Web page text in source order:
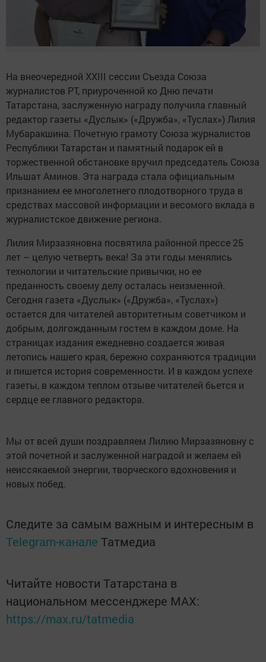
На внеочередной XXIII сессии Съезда Союза
журналистов РТ, приуроченной ко Дню печати
Татарстана, заслуженную награду получила главный
редактор газеты «Дуслык» («Дружба», «Туслах») Лилия
Мубаракшина. Почетную грамоту Союза журналистов
Республики Татарстан и памятный подарок ей в
торжественной обстановке вручил председатель Союза
Ильшат Аминов. Эта награда стала официальным
признанием ее многолетнего плодотворного труда в
средствах массовой информации и весомого вклада в
журналистское движение региона.
Лилия Мирзазяновна посвятила районной прессе 25
лет – целую четверть века! За эти годы менялись
технологии и читательские привычки, но ее
преданность своему делу осталась неизменной.
Сегодня газета «Дуслык» («Дружба», «Туслах»)
остается для читателей авторитетным советчиком и
добрым, долгожданным гостем в каждом доме. На
страницах издания ежедневно создается живая
летопись нашего края, бережно сохраняются традиции
и пишется история современности. И в каждом успехе
газеты, в каждом теплом отзыве читателей бьется и
сердце ее главного редактора.
Мы от всей души поздравляем Лилию Мирзазяновну с
этой почетной и заслуженной наградой и желаем ей
неиссякаемой энергии, творческого вдохновения и
новых побед.
Следите за самым важным и интересным в
Telegram-канале Татмедиа
Читайте новости Татарстана в
национальном мессенджере MАХ:
https://max.ru/tatmedia